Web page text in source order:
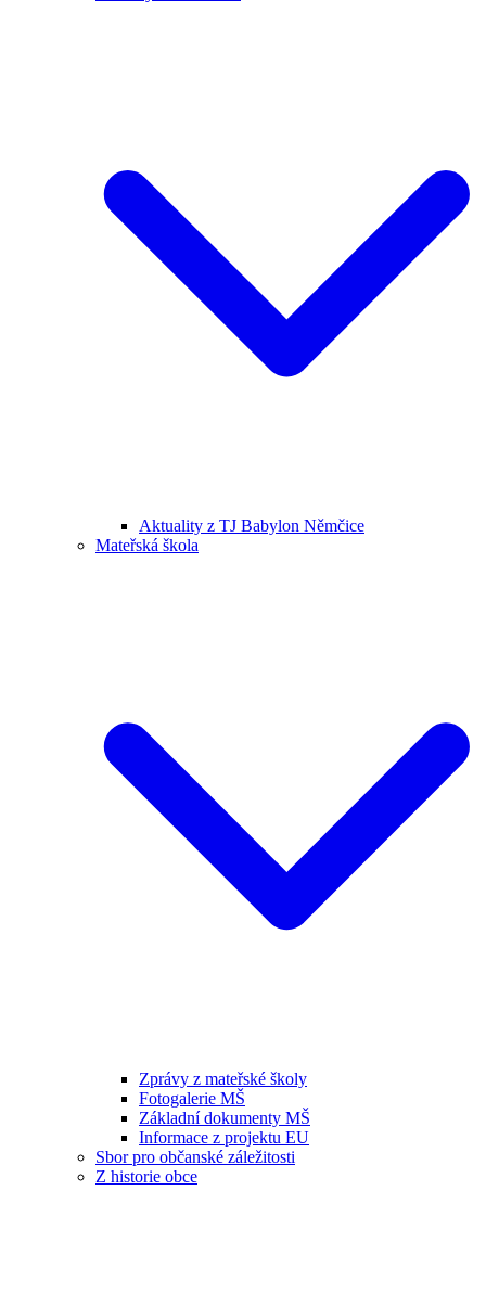
Aktuality z TJ Babylon Němčice
Mateřská škola
Zprávy z mateřské školy
Fotogalerie MŠ
Základní dokumenty MŠ
Informace z projektu EU
Sbor pro občanské záležitosti
Z historie obce